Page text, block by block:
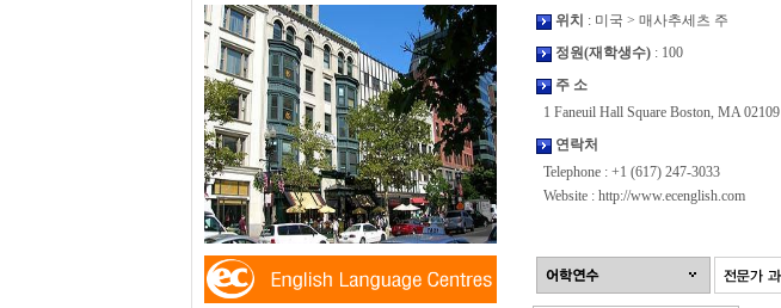
위치 : 미국 > 매사추세츠 주
정원(재학생수): 100
주 소
1 Faneuil Hall Square Boston, MA 02109
연락처
Telephone : +1 (617) 247-3033
Website : http://www.ecenglish.com